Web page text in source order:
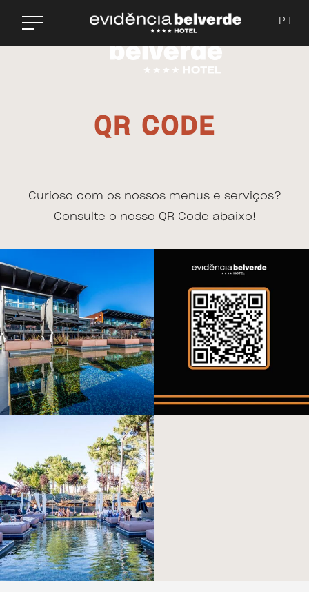
PT
QR CODE
Curioso com os nossos menus e serviços?
Consulte o nosso QR Code abaixo!